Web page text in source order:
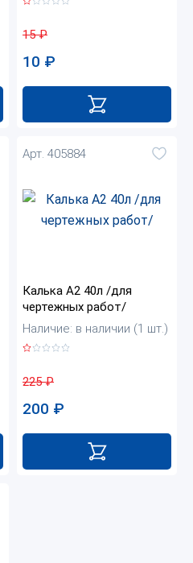
15₽
10 ₽
Арт. 405884
Калька А2 40л /для
чертежных работ/
Наличие: в наличии (1 шт.)
225₽
200 ₽